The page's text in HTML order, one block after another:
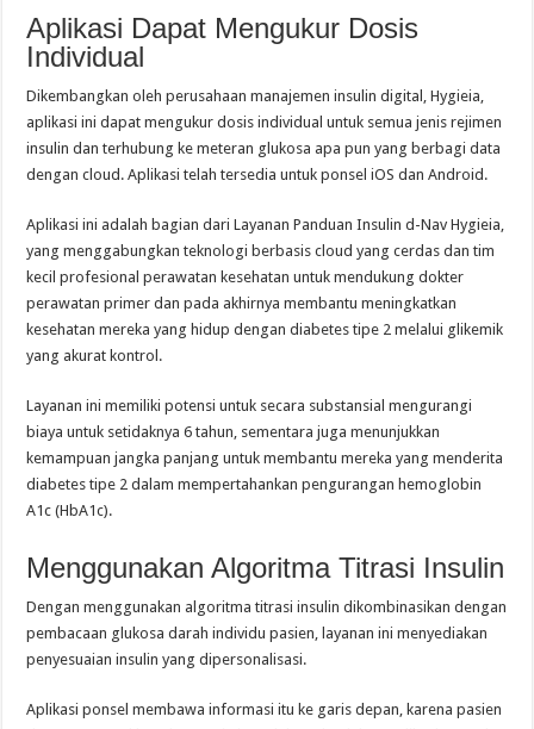
Aplikasi Dapat Mengukur Dosis
Individual
Dikembangkan oleh perusahaan manajemen insulin digital, Hygieia,
aplikasi ini dapat mengukur dosis individual untuk semua jenis rejimen
insulin dan terhubung ke meteran glukosa apa pun yang berbagi data
dengan cloud. Aplikasi telah tersedia untuk ponsel iOS dan Android.
Aplikasi ini adalah bagian dari Layanan Panduan Insulin d-Nav Hygieia,
yang menggabungkan teknologi berbasis cloud yang cerdas dan tim
kecil profesional perawatan kesehatan untuk mendukung dokter
perawatan primer dan pada akhirnya membantu meningkatkan
kesehatan mereka yang hidup dengan diabetes tipe 2 melalui glikemik
yang akurat kontrol.
Layanan ini memiliki potensi untuk secara substansial mengurangi
biaya untuk setidaknya 6 tahun, sementara juga menunjukkan
kemampuan jangka panjang untuk membantu mereka yang menderita
diabetes tipe 2 dalam mempertahankan pengurangan hemoglobin
A1c (HbA1c).
Menggunakan Algoritma Titrasi Insulin
Dengan menggunakan algoritma titrasi insulin dikombinasikan dengan
pembacaan glukosa darah individu pasien, layanan ini menyediakan
penyesuaian insulin yang dipersonalisasi.
Aplikasi ponsel membawa informasi itu ke garis depan, karena pasien